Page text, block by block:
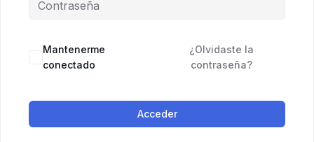
Mantenerme
conectado
¿Olvidaste la
contraseña?
Acceder